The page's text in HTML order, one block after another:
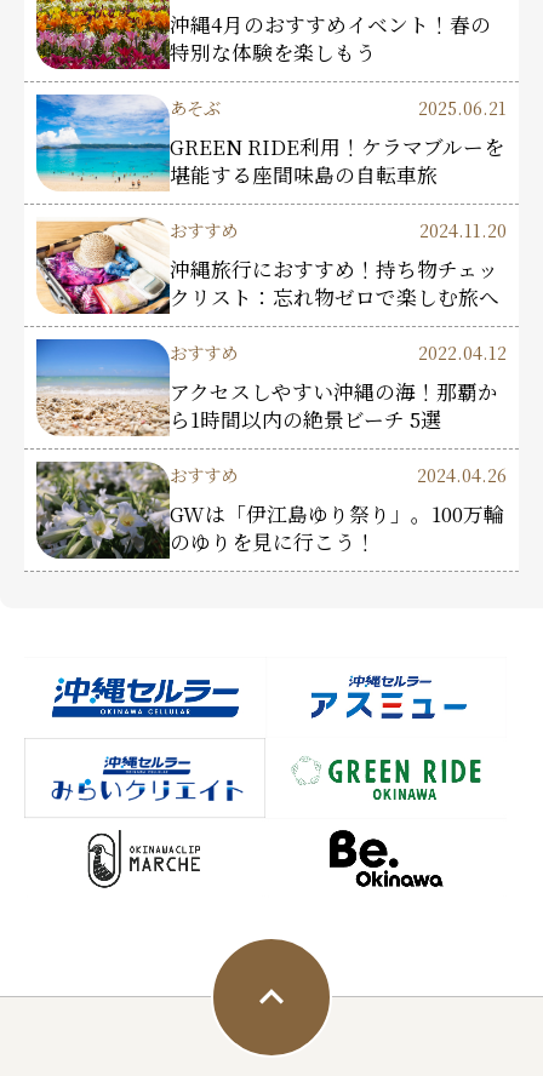
沖縄4月のおすすめイベント！春の
特別な体験を楽しもう
あそぶ 2025.06.21
GREEN RIDE利用！ケラマブルーを
堪能する座間味島の自転車旅
おすすめ 2024.11.20
沖縄旅行におすすめ！持ち物チェッ
クリスト：忘れ物ゼロで楽しむ旅へ
おすすめ 2022.04.12
アクセスしやすい沖縄の海！那覇か
ら1時間以内の絶景ビーチ 5選
おすすめ 2024.04.26
GWは「伊江島ゆり祭り」。100万輪
のゆりを見に行こう！